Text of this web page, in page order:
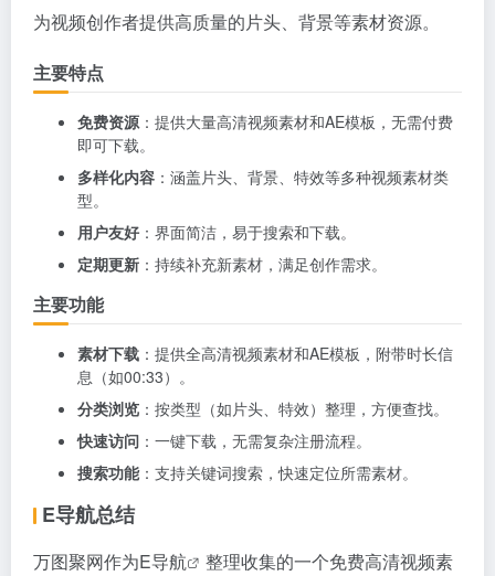
为视频创作者提供高质量的片头、背景等素材资源。
主要特点
免费资源：提供大量高清视频素材和AE模板，无需付费
即可下载。
多样化内容 ：涵盖片头、背景、特效等多种视频素材类
型。
用户友好 ：界面简洁，易于搜索和下载。
定期更新 ：持续补充新素材，满足创作需求。
主要功能
素材下载 ：提供全高清视频素材和AE模板，附带时长信
息（如00:33）。
分类浏览 ：按类型（如片头、特效）整理，方便查找。
快速访问 ：一键下载，无需复杂注册流程。
搜索功能：支持关键词搜索，快速定位所需素材。
E导航总结
万图聚网作为E导航
整理收集的一个免费高清视频素